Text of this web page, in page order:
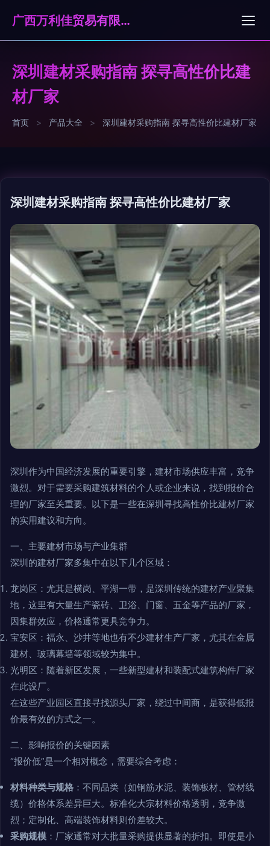
广西万利佳贸易有限公司
深圳建材采购指南 探寻高性价比建
材厂家
首页 > 产品大全 > 深圳建材采购指南 探寻高性价比建材厂家
深圳建材采购指南 探寻高性价比建材厂家
深圳作为中国经济发展的重要引擎，建材市场供应丰富，竞争
激烈。对于需要采购建筑材料的个人或企业来说，找到报价合
理的厂家至关重要。以下是一些在深圳寻找高性价比建材厂家
的实用建议和方向。
一、主要建材市场与产业集群
深圳的建材厂家多集中在以下几个区域：
龙岗区：尤其是横岗、平湖一带，是深圳传统的建材产业聚集
地，这里有大量生产瓷砖、卫浴、门窗、五金等产品的厂家，
因集群效应，价格通常更具竞争力。
宝安区：福永、沙井等地也有不少建材生产厂家，尤其在金属
建材、玻璃幕墙等领域较为集中。
光明区：随着新区发展，一些新型建材和装配式建筑构件厂家
在此设厂。
在这些产业园区直接寻找源头厂家，绕过中间商，是获得低报
价最有效的方式之一。
二、影响报价的关键因素
“报价低”是一个相对概念，需要综合考虑：
材料种类与规格 ：不同品类（如钢筋水泥、装饰板材、管材线
缆）价格体系差异巨大。标准化大宗材料价格透明，竞争激
烈；定制化、高端装饰材料则价差较大。
采购规模 ：厂家通常对大批量采购提供显著的折扣。即使是小